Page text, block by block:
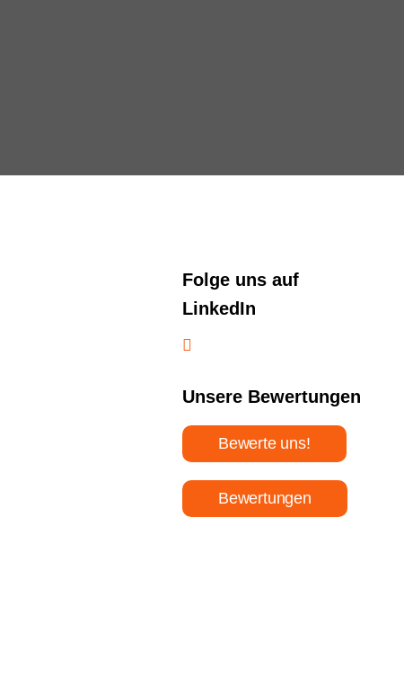
Folge uns auf
LinkedIn
Unsere Bewertungen
Bewerte uns!
Bewertungen